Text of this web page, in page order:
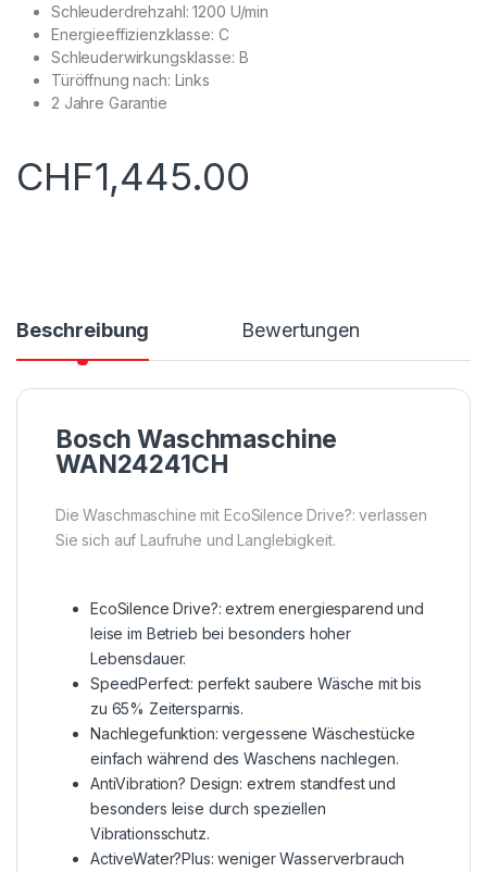
Schleuderdrehzahl: 1200 U/min
Energieeffizienzklasse: C
Schleuderwirkungsklasse: B
Türöffnung nach: Links
2 Jahre Garantie
CHF1,445.00
Beschreibung Bewertungen
Bosch Waschmaschine
WAN24241CH
Die Waschmaschine mit EcoSilence Drive?: verlassen
Sie sich auf Laufruhe und Langlebigkeit.
EcoSilence Drive?: extrem energiesparend und
leise im Betrieb bei besonders hoher
Lebensdauer.
SpeedPerfect: perfekt saubere Wäsche mit bis
zu 65% Zeitersparnis.
Nachlegefunktion: vergessene Wäschestücke
einfach während des Waschens nachlegen.
AntiVibration? Design: extrem standfest und
besonders leise durch speziellen
Vibrationsschutz.
ActiveWater?Plus: weniger Wasserverbrauch